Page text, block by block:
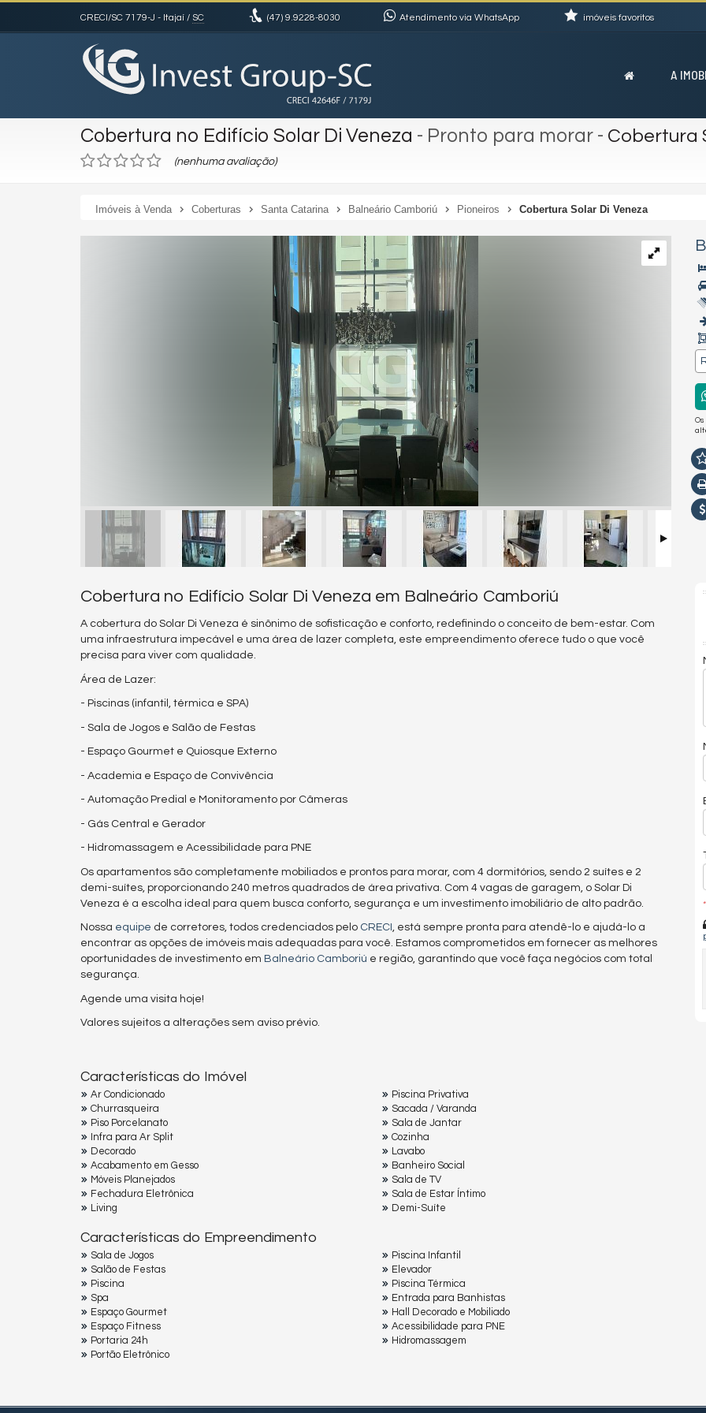
CRECI/SC 7179-J - Itajaí / SC (47) 9.9228-8030 Atendimento via WhatsApp imóveis favoritos
A
Cobertura no Edifício Solar Di Veneza - Pronto para morar - Cobertura
(nenhuma avaliação)
Imóveis à Venda Coberturas Santa Catarina Balneário Camboriú Pioneiros Cobertura Solar Di Veneza
Cobertura no Edifício Solar Di Veneza em Balneário Camboriú
A cobertura do Solar Di Veneza é sinônimo de sofisticação e conforto, redefinindo o conceito de bem-estar. Com
uma infraestrutura impecável e uma área de lazer completa, este empreendimento oferece tudo o que você
precisa para viver com qualidade.
Área de Lazer:
- Piscinas (infantil, térmica e SPA)
- Sala de Jogos e Salão de Festas
- Espaço Gourmet e Quiosque Externo
- Academia e Espaço de Convivência
- Automação Predial e Monitoramento por Câmeras
- Gás Central e Gerador
- Hidromassagem e Acessibilidade para PNE
Os apartamentos são completamente mobiliados e prontos para morar, com 4 dormitórios, sendo 2 suítes e 2
demi-suítes, proporcionando 240 metros quadrados de área privativa. Com 4 vagas de garagem, o Solar Di
Veneza é a escolha ideal para quem busca conforto, segurança e um investimento imobiliário de alto padrão.
Nossa equipe de corretores, todos credenciados pelo CRECI , está sempre pronta para atendê-lo e ajudá-lo a
encontrar as opções de imóveis mais adequadas para você. Estamos comprometidos em fornecer as melhores
oportunidades de investimento em Balneário Camboriú e região, garantindo que você faça negócios com total
segurança.
Agende uma visita hoje!
Valores sujeitos a alterações sem aviso prévio.
Características do Imóvel
Ar Condicionado
Churrasqueira
Piso Porcelanato
Infra para Ar Split
Decorado
Acabamento em Gesso
Móveis Planejados
Fechadura Eletrônica
Living
Piscina Privativa
Sacada / Varanda
Sala de Jantar
Cozinha
Lavabo
Banheiro Social
Sala de TV
Sala de Estar Íntimo
Demi-Suíte
Características do Empreendimento
Sala de Jogos
Salão de Festas
Piscina
Spa
Espaço Gourmet
Espaço Fitness
Portaria 24h
Portão Eletrônico
Piscina Infantil
Elevador
Pìscina Térmica
Entrada para Banhistas
Hall Decorado e Mobiliado
Acessibilidade para PNE
Hidromassagem
*